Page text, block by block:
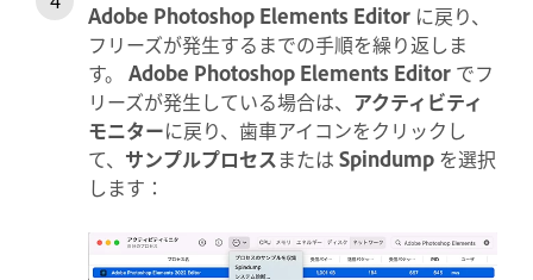
Adobe Photoshop Elements Editor に戻り、
フリーズが発生するまでの手順を繰り返しま
す。 Adobe Photoshop Elements Editor でフ
リーズが発生している場合は、 アクティビティ
モニターに戻り、歯車アイコンをクリックし
て、 サンプルプロセスまたは Spindump を選択
します：